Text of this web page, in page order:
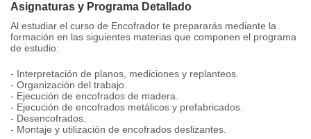
Asignaturas y Programa Detallado
Al estudiar el curso de Encofrador te prepararás mediante la
formación en las siguientes materias que componen el programa
de estudio:
- Interpretación de planos, mediciones y replanteos.
- Organización del trabajo.
- Ejecución de encofrados de madera.
- Ejecución de encofrados metálicos y prefabricados.
- Desencofrados.
- Montaje y utilización de encofrados deslizantes.